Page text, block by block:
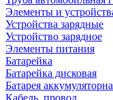
Элементы и
Устройства зарядные
Устройство зарядное
Элементы питания
Батарейка
Батарейка дисковая
Батарея
Кабель, провод